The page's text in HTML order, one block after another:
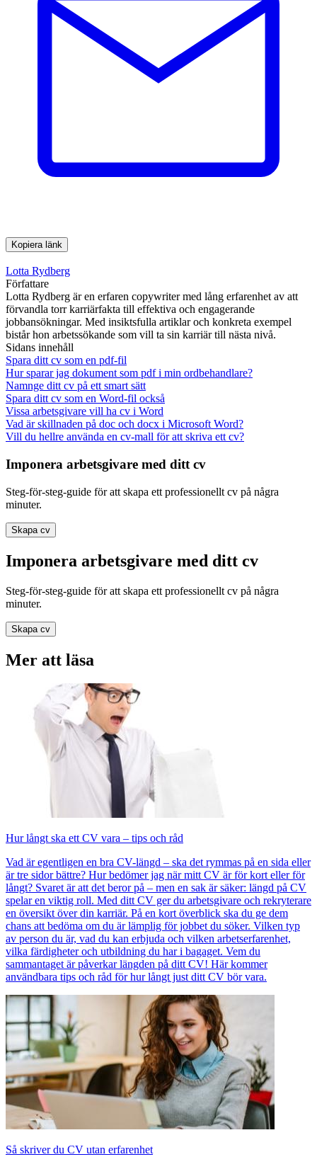
Kopiera länk
Lotta Rydberg
Författare
Lotta Rydberg är en erfaren copywriter med lång erfarenhet av att
förvandla torr karriärfakta till effektiva och engagerande
jobbansökningar. Med insiktsfulla artiklar och konkreta exempel
bistår hon arbetssökande som vill ta sin karriär till nästa nivå.
Sidans innehåll
Spara ditt cv som en pdf-fil
Hur sparar jag dokument som pdf i min ordbehandlare?
Namnge ditt cv på ett smart sätt
Spara ditt cv som en Word-fil också
Vissa arbetsgivare vill ha cv i Word
Vad är skillnaden på doc och docx i Microsoft Word?
Vill du hellre använda en cv-mall för att skriva ett cv?
Imponera arbetsgivare med ditt cv
Steg-för-steg-guide för att skapa ett professionellt cv på några
minuter.
Skapa cv
Imponera arbetsgivare med ditt cv
Steg-för-steg-guide för att skapa ett professionellt cv på några
minuter.
Skapa cv
Mer att läsa
Hur långt ska ett CV vara – tips och råd
Vad är egentligen en bra CV-längd – ska det rymmas på en sida eller
är tre sidor bättre? Hur bedömer jag när mitt CV är för kort eller för
långt? Svaret är att det beror på – men en sak är säker: längd på CV
spelar en viktig roll. Med ditt CV ger du arbetsgivare och rekryterare
en översikt över din karriär. På en kort överblick ska du ge dem
chans att bedöma om du är lämplig för jobbet du söker. Vilken typ
av person du är, vad du kan erbjuda och vilken arbetserfarenhet,
vilka färdigheter och utbildning du har i bagaget. Vem du
sammantaget är påverkar längden på ditt CV! Här kommer
användbara tips och råd för hur långt just ditt CV bör vara.
Så skriver du CV utan erfarenhet